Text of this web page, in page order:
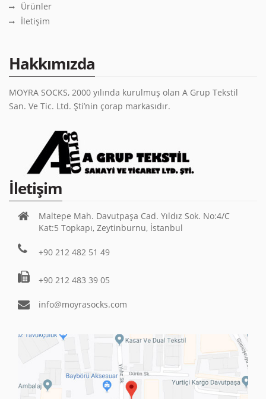
Ürünler
İletişim
Hakkımızda
MOYRA SOCKS, 2000 yılında kurulmuş olan A Grup Tekstil
San. Ve Tic. Ltd. Şti’nin çorap markasıdır.
İletişim
Maltepe Mah. Davutpaşa Cad. Yıldız Sok. No:4/C
Kat:5 Topkapı, Zeytinburnu, İstanbul
+90 212 482 51 49
+90 212 483 39 05
info@moyrasocks.com